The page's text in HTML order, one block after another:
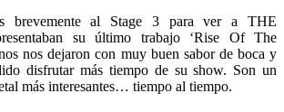
brevemente al Stage 3 para ver a THE
su último trabajo ‘Rise Of The
nos dejaron con muy buen sabor de boca y
disfrutar más tiempo de su show. Son un
más interesantes… tiempo al tiempo.